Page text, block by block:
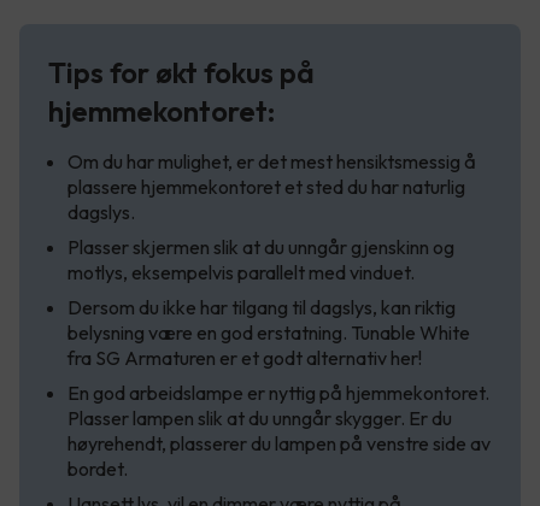
Tips for økt fokus på
hjemmekontoret:
Om du har mulighet, er det mest hensiktsmessig å
plassere hjemmekontoret et sted du har naturlig
dagslys.
Plasser skjermen slik at du unngår gjenskinn og
motlys, eksempelvis parallelt med vinduet.
Dersom du ikke har tilgang til dagslys, kan riktig
belysning være en god erstatning. Tunable White
fra SG Armaturen er et godt alternativ her!
En god arbeidslampe er nyttig på hjemmekontoret.
Plasser lampen slik at du unngår skygger. Er du
høyrehendt, plasserer du lampen på venstre side av
bordet.